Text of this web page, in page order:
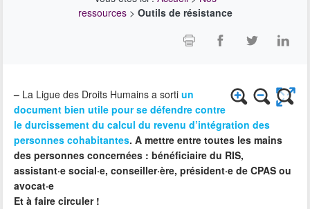
ressources> Outils de résistance
– La Ligue des Droits Humains a sortiun
document bien utile pour se défendre contre
le durcissement du calcul du revenu d’intégration des
personnes cohabitantes. A mettre entre toutes les mains
des personnes concernées : bénéficiaire du RIS,
assistant·e social·e, conseiller·ère, président·e de CPAS ou
avocat·e
Et à faire circuler !